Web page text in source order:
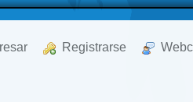
Registrarse